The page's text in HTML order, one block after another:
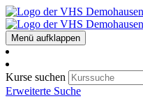
Menü aufklappen
Kurse suchen
Erweiterte Suche